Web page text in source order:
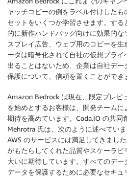
ャッチコピーの例をラベル付けした
セットをいくつか学習させます。す
的に新作ハンドバッグ向けに効果的な
スプレイ広告、ウェブ用のコピーを
ータは暗号化されて自社の仮想プライ
出ることはないため、企業は自社デ
保護について、信頼を置くことができ
Amazon Bedrock は現在、限定プレビ
を始めとするお客様は、開発チームに
期待を高めています。Coda.IO の共同
Mehrotra 氏は、次のように述べてい
AWS のサービスには満足してきまし
がもたらしてくれた品質やスケーラビ
大いに期待しています。すべてのデー
データを保護するために必要なセキ